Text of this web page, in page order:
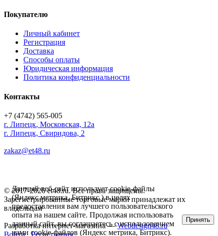
Покупателю
Личный кабинет
Регистрация
Доставка
Способы оплаты
Юридическая информация
Политика конфиденциальности
Контакты
+7 (4742) 565-005
г. Липецк, Московская, 12а
г. Липецк, Свиридова, 2
zakaz@et48.ru
© 2017-2026 et48.ru. Все права защищены.
Зарегистрированные торговые марки принадлежат их
владельцам
Разработка интернет-магазина —Webdesign48.ru
Войти
Регистрация
Данный веб-сайт использует cookie-файлы
(Яндекс метрика, Битрикс ) в целях
предоставления вам лучшего пользовательского
опыта на нашем сайте. Продолжая использовать
данный сайт, вы соглашаетесь с использованием
нами cookie-файлов (Яндекс метрика, Битрикс).
Принять